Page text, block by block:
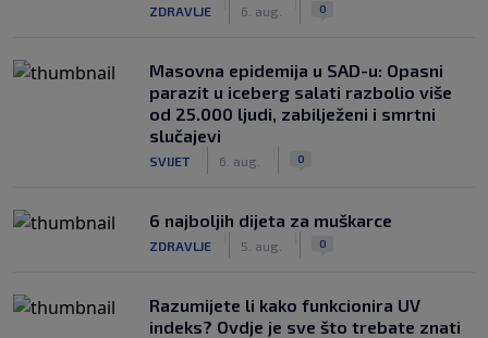
ZDRAVLJE 6. aug. 0
Masovna epidemija u SAD-u: Opasni
parazit u iceberg salati razbolio više
od 25.000 ljudi, zabilježeni i smrtni
slučajevi
SVIJET 6. aug. 0
6 najboljih dijeta za muškarce
ZDRAVLJE 5. aug. 0
Razumijete li kako funkcionira UV
indeks? Ovdje je sve što trebate znati